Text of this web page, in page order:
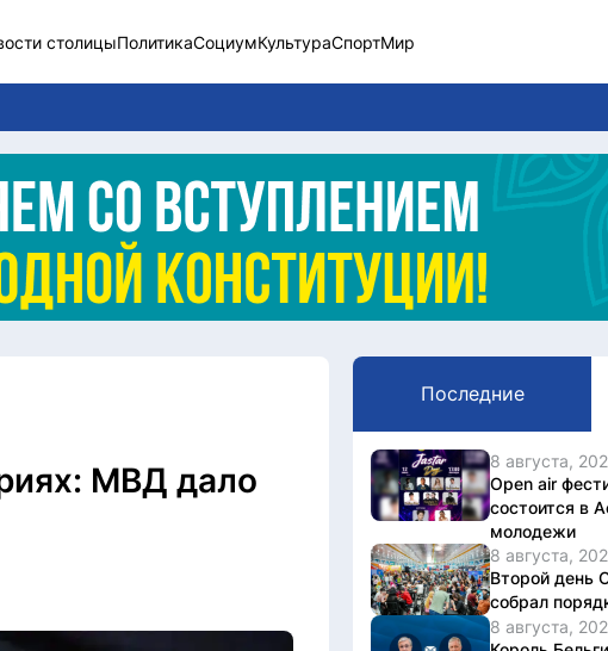
столицыПолитикаСоциумКультураСпортМир
Новости столицы
Политика
Социум
Экономика
Спорт
Культура
Служба Комплаенс
Этический кодекс
Служу стране
МВД дало
Последние
8 августа,
Open air
состоится в
молодежи
8 августа,
Второй день
собрал
8 августа,